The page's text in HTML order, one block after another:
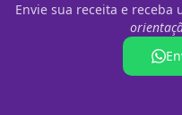
Envie sua receita e receba